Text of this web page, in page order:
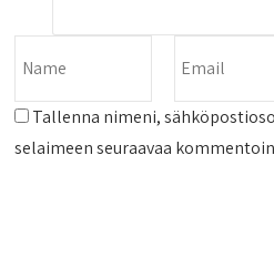
Tallenna nimeni,
selaimeen seuraavaa